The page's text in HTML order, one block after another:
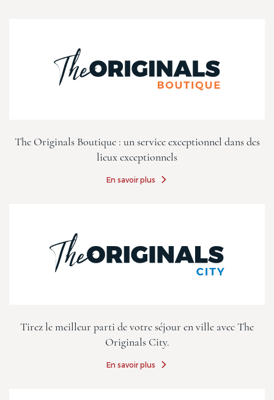
The Originals Boutique : un service exceptionnel dans des
lieux exceptionnels
En savoir plus
Tirez le meilleur parti de votre séjour en ville avec The
Originals City.
En savoir plus